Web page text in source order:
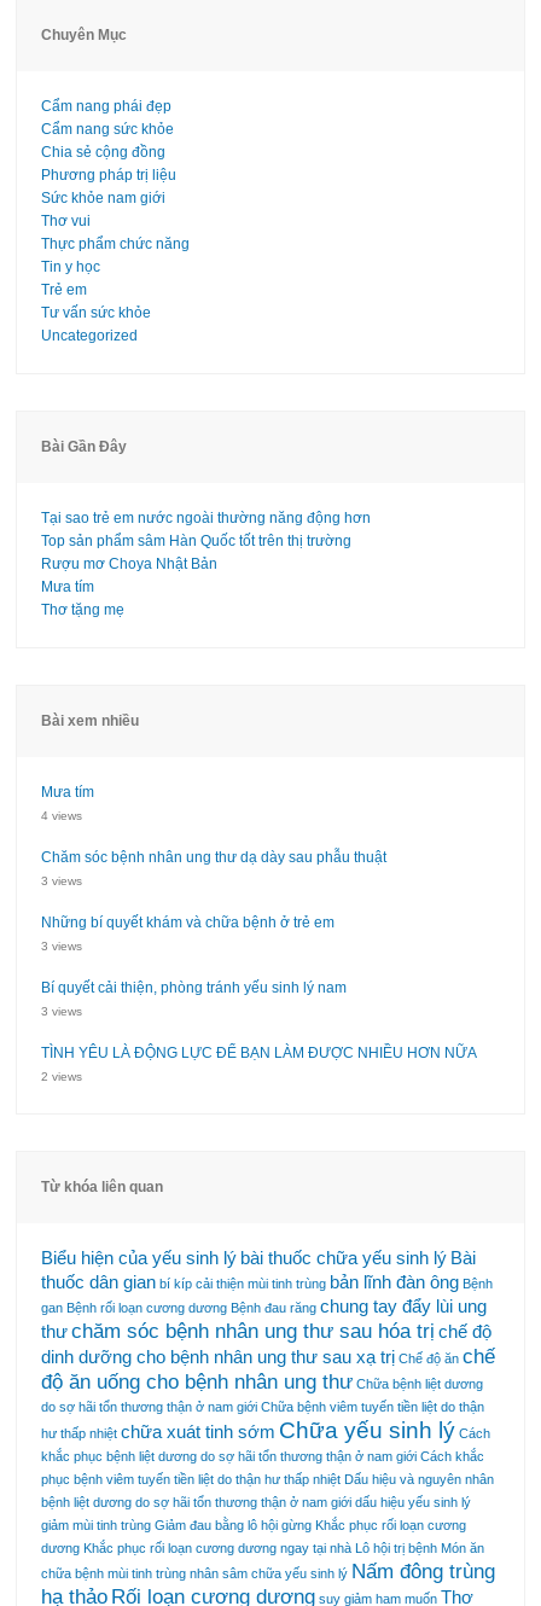
Chuyên Mục
Cẩm nang phái đẹp
Cẩm nang sức khỏe
Chia sẻ cộng đồng
Phương pháp trị liệu
Sức khỏe nam giới
Thơ vui
Thực phẩm chức năng
Tin y học
Trẻ em
Tư vấn sức khỏe
Uncategorized
Bài Gần Đây
Tại sao trẻ em nước ngoài thường năng động hơn
Top sản phẩm sâm Hàn Quốc tốt trên thị trường
Rượu mơ Choya Nhật Bản
Mưa tím
Thơ tặng mẹ
Bài xem nhiều
Mưa tím
4 views
Chăm sóc bệnh nhân ung thư dạ dày sau phẫu thuật
3 views
Những bí quyết khám và chữa bệnh ở trẻ em
3 views
Bí quyết cải thiện, phòng tránh yếu sinh lý nam
3 views
TÌNH YÊU LÀ ĐỘNG LỰC ĐỂ BẠN LÀM ĐƯỢC NHIỀU HƠN NỮA
2 views
Từ khóa liên quan
Biểu hiện của yếu sinh lý bài thuốc chữa yếu sinh lý Bài
thuốc dân gian bí kíp cải thiện mùi tinh trùng bản lĩnh đàn ông Bệnh
gan Bệnh rối loạn cương dương Bệnh đau răng chung tay đẩy lùi ung
thư chăm sóc bệnh nhân ung thư sau hóa trị chế độ
dinh dưỡng cho bệnh nhân ung thư sau xạ trị Chế độ ăn chế
độ ăn uống cho bệnh nhân ung thư Chữa bệnh liệt dương
do sợ hãi tổn thương thận ở nam giới Chữa bệnh viêm tuyến tiền liệt do thận
hư thấp nhiệt chữa xuát tinh sớm Chữa yếu sinh lý Cách
khắc phục bệnh liệt dương do sợ hãi tổn thương thận ở nam giới Cách khắc
phục bệnh viêm tuyến tiền liệt do thận hư thấp nhiệt Dấu hiệu và nguyên nhân
bệnh liệt dương do sợ hãi tổn thương thận ở nam giới dấu hiệu yếu sinh lý
giảm mùi tinh trùng Giảm đau bằng lô hội gừng Khắc phục rối loạn cương
dương Khắc phục rối loạn cương dương ngay tại nhà Lô hội trị bệnh Món ăn
chữa bệnh mùi tinh trùng nhân sâm chữa yếu sinh lý Nấm đông trùng
hạ thảo Rối loạn cương dương suy giảm ham muốn Thơ